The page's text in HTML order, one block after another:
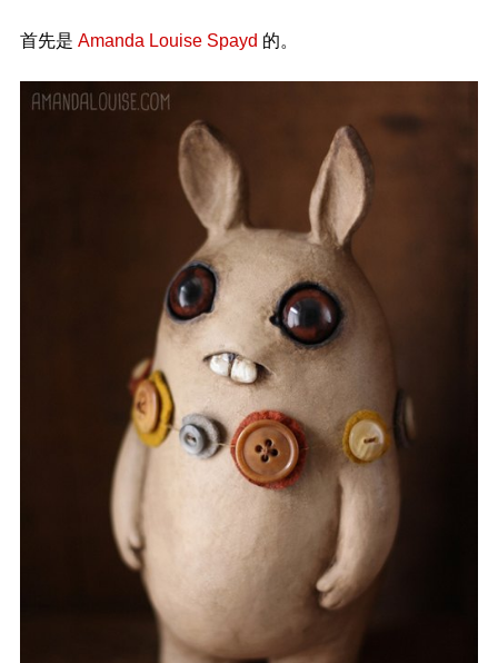
首先是 Amanda Louise Spayd 的。